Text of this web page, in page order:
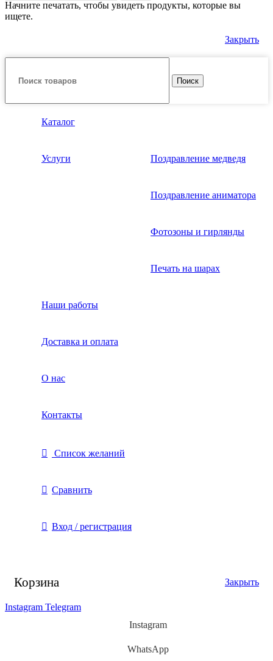
Начните печатать, чтобы увидеть продукты, которые вы
ищете.
Закрыть
Поиск
Каталог
Услуги Поздравление медведя
Поздравление аниматора
Фотозоны и гирлянды
Печать на шарах
Наши работы
Доставка и оплата
О нас
Контакты
Список желаний
Сравнить
Вход / регистрация
Корзина Закрыть
Instagram Telegram
Instagram
WhatsApp